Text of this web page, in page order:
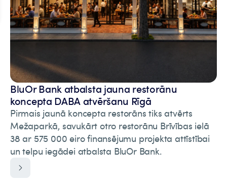
BluOr Bank atbalsta jauna restorānu
koncepta DABA atvēršanu Rīgā
Pirmais jaunā koncepta restorāns tiks atvērts
Mežaparkā, savukārt otro restorānu Brīvības ielā
38 ar 575 000 eiro finansējumu projekta attīstībai
un telpu iegādei atbalsta BluOr Bank.